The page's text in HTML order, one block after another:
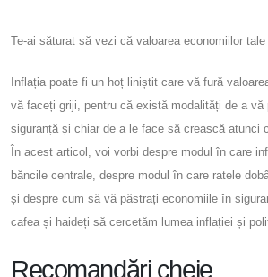
Te-ai săturat să vezi că valoarea economiilor
Inflația poate fi un hoț liniștit care vă fură
vă faceți griji, pentru că există modalități de a vă
siguranță și chiar de a le face să crească atunci
În acest articol, voi vorbi despre modul în care
băncile centrale, despre modul în care ratele
și despre cum să vă păstrați economiile în
cafea și haideți să cercetăm lumea inflației și
Recomandări cheie